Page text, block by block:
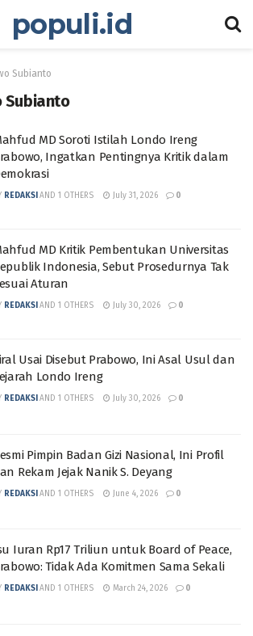
populi.id
Subianto
Subianto
MD Soroti Istilah Londo Ireng
Ingatkan Pentingnya Kritik dalam
REDAKSI AND 1 OTHERS July 31, 2026 0
MD Kritik Pembentukan Universitas
Indonesia, Sebut Prosedurnya Tak
Aturan
REDAKSI AND 1 OTHERS July 30, 2026 0
Usai Disebut Prabowo, Ini Asal Usul dan
Londo Ireng
REDAKSI AND 1 OTHERS July 30, 2026 0
Pimpin Badan Gizi Nasional, Ini Profil
Rekam Jejak Nanik S. Deyang
REDAKSI AND 1 OTHERS June 4, 2026 0
Iuran Rp17 Triliun untuk Board of Peace,
Tidak Ada Komitmen Sama Sekali
REDAKSI AND 1 OTHERS March 24, 2026 0